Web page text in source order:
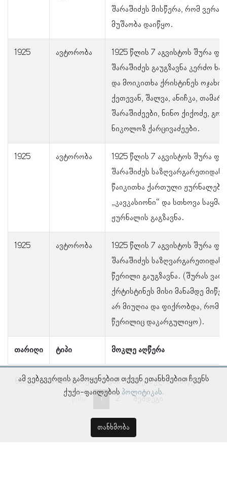
თარიღი ტიპი მოკლე აღწერა
შარაშიძეს მისწერა, რომ ვერამ
მუშაობა დაიწყო.
1925 ავტორობა
1925 წლის 7 აგვისტოს შურა
შარაშიძეს გაუგზავნა კერძო
და მოიკითხა ქრისტინეს
ქეთევან, შალვა, ანიჩკა, თამარ
შარაშიძეები, ნინო ქიქოძე,
ნიკოლოზ ქარცივაძეები.
1925 ავტორობა
1925 წლის 7 აგვისტოს შურა
შარაშიძეს საზღვარგარეთიდან
წაიკითხა ქართული
„კავკასიონი“ და სთხოვა
ჟურნალის გაგზავნა.
1925 ავტორობა
1925 წლის 7 აგვისტოს შურა
შარაშიძეს
წერილი გაუგზავნა. (შურას
ქრტისტინეს მისი მანამდე
არ მიუღია და ფიქრობდა, რომ
წერილიც დაკარგულიყო).
ნაჩვენებია ჩანაწერები 1–დან 5–მდე, სულ 6 ჩანაწერი
წინა
1 შემდეგი
ამ ვებგვერდის გამოყენებით თქვენ ეთანხმებით ჩვენს
ქუქი-ფაილების პოლიტიკას.
თანხმობა